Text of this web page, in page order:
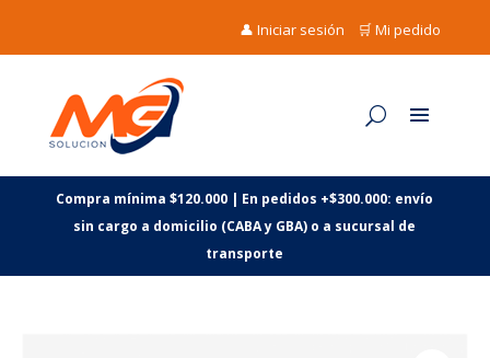
👤 Iniciar sesión 🛒 Mi pedido
Compra mínima $120.000 | En pedidos +$300.000: envío
sin cargo a domicilio (CABA y GBA) o a sucursal de
transporte